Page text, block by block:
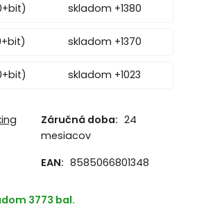
skladom +1380
skladom +1370
skladom +1023
Záručná doba: 24
mesiacov
EAN: 8585066801348
3773 bal.